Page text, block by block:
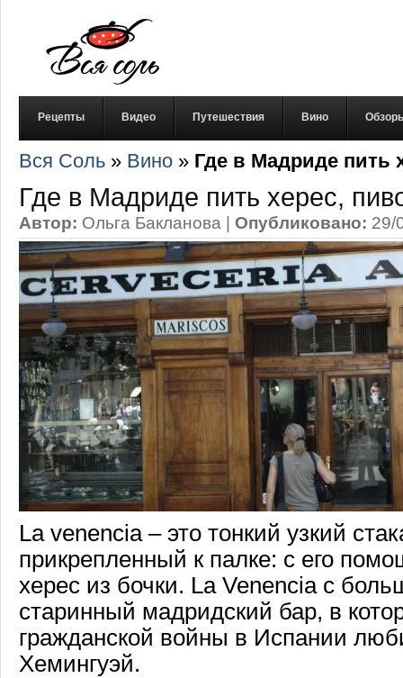
Рецепты Видео Путешествия Вино
Вся Соль » Вино » Где в Мадриде пить
Где в Мадриде пить херес,
Автор: Ольга Бакланова | Опубликовано: 29/
La venencia – это тонкий узкий
прикрепленный к палке: с его
херес из бочки. La Venencia с
старинный мадридский бар, в
гражданской войны в Испании
Хемингуэй.